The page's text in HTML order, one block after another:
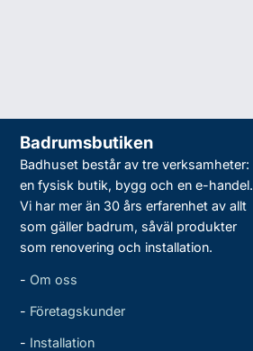
Badrumsbutiken
Badhuset består av tre verksamheter:
en fysisk butik, bygg och en e-handel.
Vi har mer än 30 års erfarenhet av allt
som gäller badrum, såväl produkter
som renovering och installation.
- Om oss
- Företagskunder
- Installation